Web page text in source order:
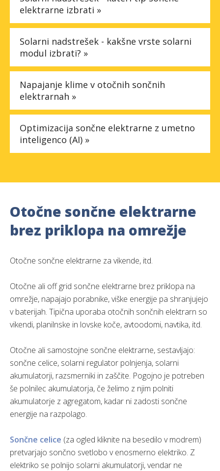
elektrarne izbrati »
Solarni nadstrešek - kakšne vrste solarni
modul izbrati? »
Napajanje klime v otočnih sončnih
elektrarnah »
Optimizacija sončne elektrarne z umetno
inteligenco (AI) »
Otočne sončne elektrarne
brez priklopa na omrežje
Otočne sončne elektrarne za vikende, itd.
Otočne ali off grid sončne elektrarne brez priklopa na
omrežje, napajajo porabnike, viške energije pa shranjujejo
v baterijah. Tipična uporaba otočnih sončnih elektrarn so
vikendi, planilnske in lovske koče, avtoodomi, navtika, itd.
Otočne ali samostojne sončne elektrarne, sestavljajo:
sončne celice, solarni regulator polnjenja, solarni
akumulatorji, razsmerniki in zaščite. Pogojno je potreben
še polnilec akumulatorja, če želimo z njim polniti
akumulatorje z agregatom, kadar ni zadosti sončne
energije na razpolago.
Sončne celice (za ogled kliknite na besedilo v modrem)
pretvarjajo sončno svetlobo v enosmerno elektriko. Z
elektriko se polnijo solarni akumulatorji, vendar ne